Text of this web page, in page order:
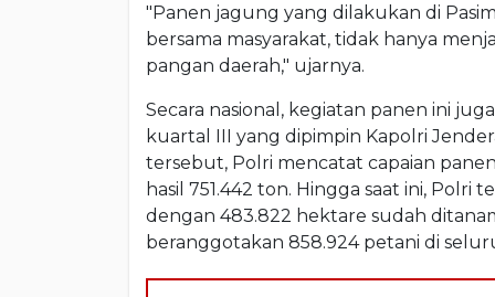
"Panen jagung yang dilakukan di
bersama masyarakat, tidak hanya
pangan daerah," ujarnya.
Secara nasional, kegiatan panen ini
kuartal III yang dipimpin Kapolri
tersebut, Polri mencatat capaian
hasil 751.442 ton. Hingga saat ini, Polri
dengan 483.822 hektare sudah
beranggotakan 858.924 petani di